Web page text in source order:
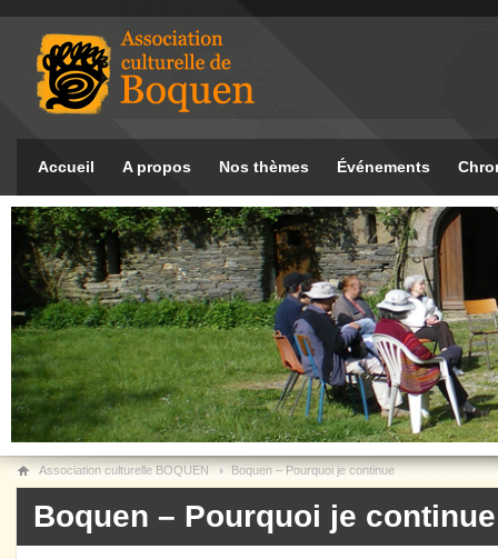
Accueil A propos Nos thèmes Événements
Association culturelle BOQUEN Boquen – Pourquoi je continue
Boquen – Pourquoi je continue